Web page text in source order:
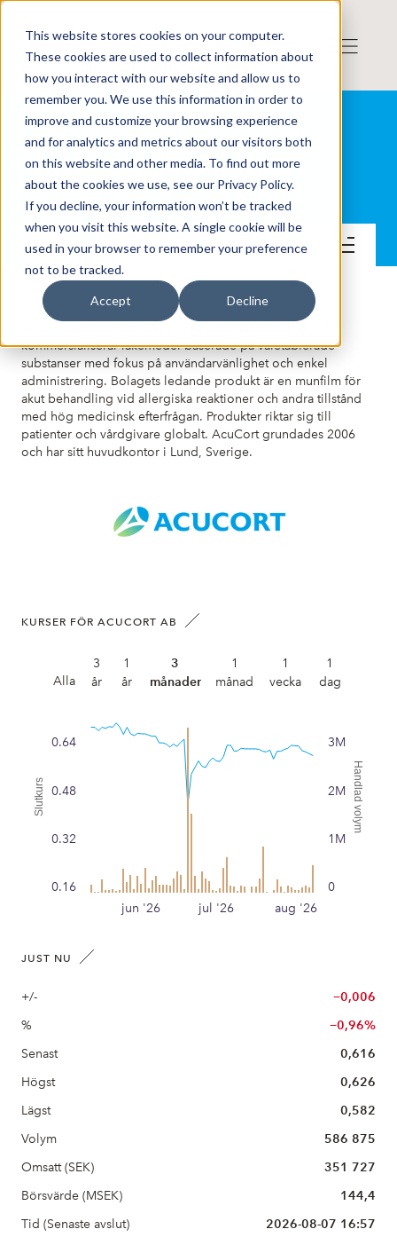
This website stores cookies on your computer.
These cookies are used to collect information about
how you interact with our website and allow us to
remember you. We use this information in order to
improve and customize your browsing experience
and for analytics and metrics about our visitors both
on this website and other media. To find out more
about the cookies we use, see our Privacy Policy.
If you decline, your information won’t be tracked
when you visit this website. A single cookie will be
used in your browser to remember your preference
not to be tracked.
Accept Decline
AcuCort AB
Kontakt
kommersialiserar läkemedel baserade på väletablerade
substanser med fokus på användarvänlighet och enkel
administrering. Bolagets ledande produkt är en munfilm för
akut behandling vid allergiska reaktioner och andra tillstånd
med hög medicinsk efterfrågan. Produkter riktar sig till
patienter och vårdgivare globalt. AcuCort grundades 2006
och har sitt huvudkontor i Lund, Sverige.
KURSER FÖR ACUCORT AB
Alla
3
år
1
år
3
månader
1
månad
1
vecka
1
dag
Slutkurs Handlad volym
jun '26 jul '26 aug '26
0.16
0.32
0.48
0.64
0
1M
2M
3M
JUST NU
+/-
−0,006
%
−0,96%
Senast
0,616
Högst
0,626
Lägst
0,582
Volym
586 875
Omsatt (SEK)
351 727
Börsvärde (MSEK)
144,4
Tid (Senaste avslut)
2026-08-07 16:57